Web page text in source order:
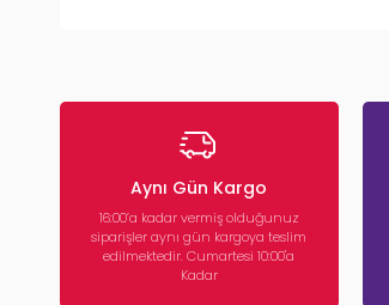
Aynı Gün Kargo
16:00’a kadar vermiş olduğunuz
siparişler aynı gün kargoya teslim
edilmektedir. Cumartesi 10:00'a
Kadar